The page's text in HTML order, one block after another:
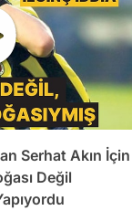
Serhat Akın İçin
Değil